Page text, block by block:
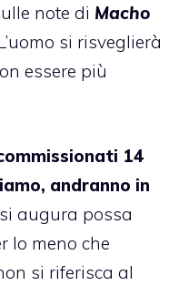
note di Macho
si risveglierà
essere più
14
andranno in
augura possa
lo meno che
si riferisca al